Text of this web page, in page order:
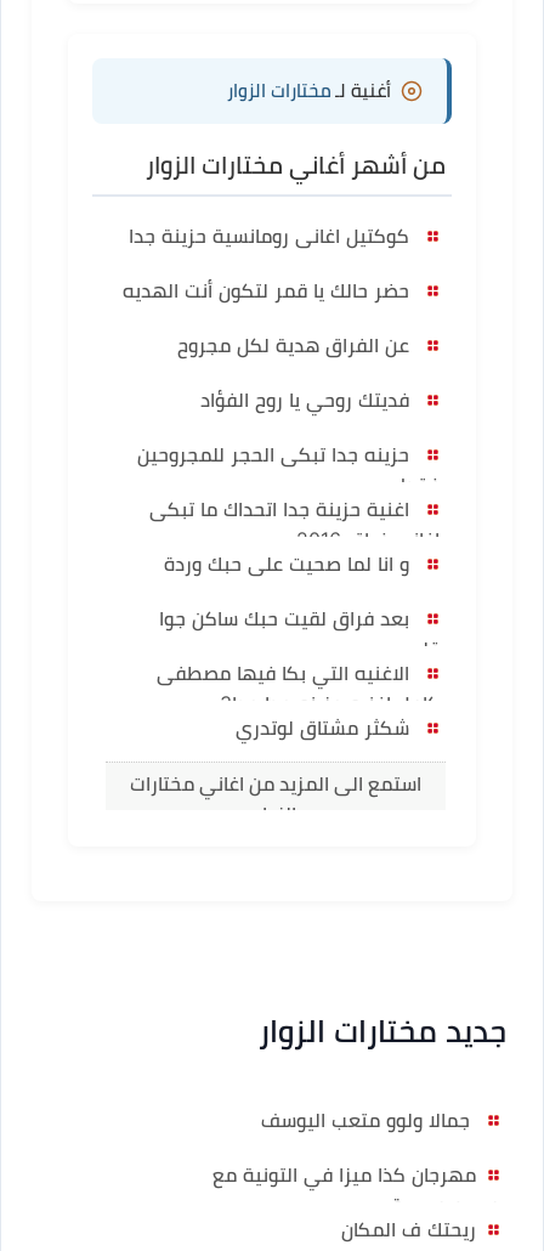
أغنية لـ مختارات الزوار
من أشهر أغاني مختارات الزوار
كوكتيل اغانى رومانسية حزينة جدا
حضر حالك يا قمر لتكون أنت الهديه
عن الفراق هدية لكل مجروح
فديتك روحي يا روح الفؤاد
حزينه جدا تبكى الحجر للمجروحين
فقط
اغنية حزينة جدا اتحداك ما تبكى
اغانى فراق 2016
و انا لما صحيت على حبك وردة
بعد فراق لقيت حبك ساكن جوا
قلبي
الاغنيه التي بكا فيها مصطفى
كامل اغنيه حزينه جدا جدا3
شكثر مشتاق لوتدري
استمع الى المزيد من اغاني مختارات
الزوار
جديد مختارات الزوار
جمالا ولوو متعب اليوسف
مهرجان كذا ميزا في التونية مع
ميسو ميسرة
ريحتك ف المكان